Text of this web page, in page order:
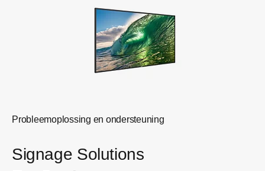
Probleemoplossing en ondersteuning
Signage Solutions